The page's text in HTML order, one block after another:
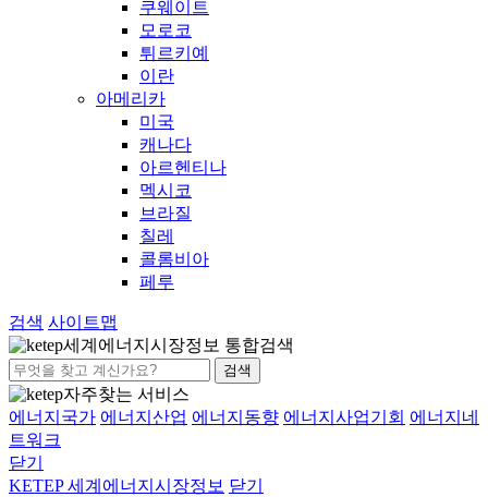
쿠웨이트
모로코
튀르키예
이란
아메리카
미국
캐나다
아르헨티나
멕시코
브라질
칠레
콜롬비아
페루
검색 사이트맵
세계에너지시장정보 통합검색
검색
자주찾는 서비스
에너지국가 에너지산업 에너지동향 에너지사업기회 에너지네
트워크
닫기
KETEP 세계에너지시장정보 닫기